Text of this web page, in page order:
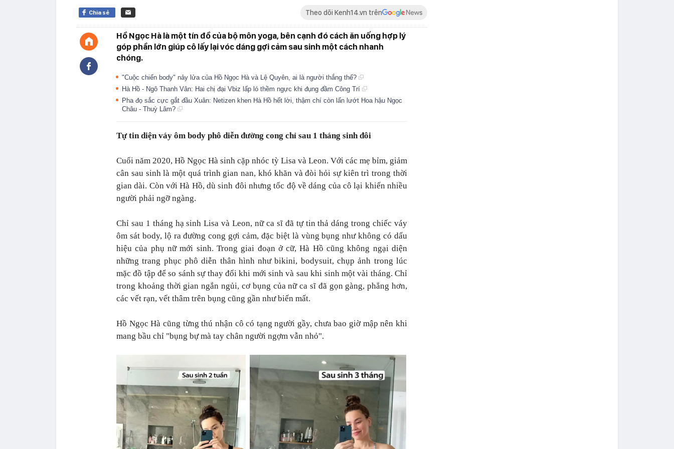
Chia sẻ Theo dõi Kenh14.vn trên
Hồ Ngọc Hà là một tín đồ của bộ môn yoga, bên cạnh đó cách ăn uống hợp lý
góp phần lớn giúp cô lấy lại vóc dáng gợi cảm sau sinh một cách nhanh
chóng.
"Cuộc chiến body" nảy lửa của Hồ Ngọc Hà và Lệ Quyên, ai là người thắng thế?
Hà Hồ - Ngô Thanh Vân: Hai chị đại Vbiz lấp ló thềm ngực khi đụng đầm Công Trí
Pha đọ sắc cực gắt đầu Xuân: Netizen khen Hà Hồ hết lời, thậm chí còn lấn lướt Hoa hậu Ngọc
Châu - Thuỳ Lâm?
Tự tin diện váy ôm body phô diễn đường cong chỉ sau 1 tháng sinh đôi
Cuối năm 2020, Hồ Ngọc Hà sinh cặp nhóc tỳ Lisa và Leon. Với các mẹ bỉm, giảm
cân sau sinh là một quá trình gian nan, khó khăn và đòi hỏi sự kiên trì trong thời
gian dài. Còn với Hà Hồ, dù sinh đôi nhưng tốc độ về dáng của cô lại khiến nhiều
người phải ngỡ ngàng.
Chỉ sau 1 tháng hạ sinh Lisa và Leon, nữ ca sĩ đã tự tin thả dáng trong chiếc váy
ôm sát body, lộ ra đường cong gợi cảm, đặc biệt là vùng bụng như không có dấu
hiệu của phụ nữ mới sinh. Trong giai đoạn ở cữ, Hà Hồ cũng không ngại diện
những trang phục phô diễn thân hình như bikini, bodysuit, chụp ảnh trong lúc
mặc đồ tập để so sánh sự thay đổi khi mới sinh và sau khi sinh một vài tháng. Chỉ
trong khoảng thời gian ngắn ngủi, cơ bụng của nữ ca sĩ đã gọn gàng, phẳng hơn,
các vết rạn, vết thâm trên bụng cũng gần như biến mất.
Hồ Ngọc Hà cũng từng thú nhận cô có tạng người gầy, chưa bao giờ mập nên khi
mang bầu chỉ "bụng bự mà tay chân người ngợm vẫn nhỏ".